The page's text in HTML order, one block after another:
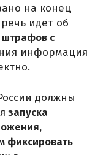
на конец
идет об
штрафов с
информация
должны
запуска
фиксировать